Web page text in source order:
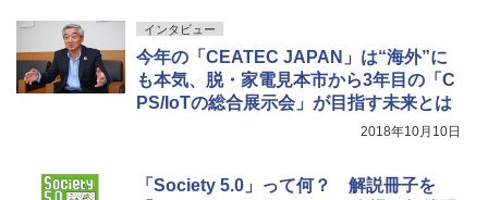
インタビュー
今年の「CEATEC JAPAN」は“海外”に
も本気、脱・家電見本市から3年目の「C
PS/IoTの総合展示会」が目指す未来とは
2018年10月10日
「Society 5.0」って何？ 解説冊子を